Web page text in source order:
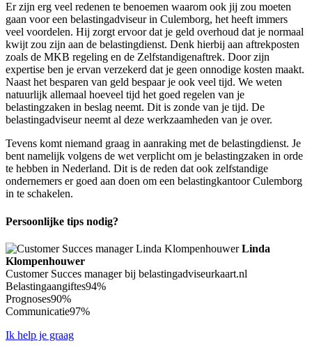
Er zijn erg veel redenen te benoemen waarom ook jij zou moeten
gaan voor een belastingadviseur in Culemborg, het heeft immers
veel voordelen. Hij zorgt ervoor dat je geld overhoud dat je normaal
kwijt zou zijn aan de belastingdienst. Denk hierbij aan aftrekposten
zoals de MKB regeling en de Zelfstandigenaftrek. Door zijn
expertise ben je ervan verzekerd dat je geen onnodige kosten maakt.
Naast het besparen van geld bespaar je ook veel tijd. We weten
natuurlijk allemaal hoeveel tijd het goed regelen van je
belastingzaken in beslag neemt. Dit is zonde van je tijd. De
belastingadviseur neemt al deze werkzaamheden van je over.
Tevens komt niemand graag in aanraking met de belastingdienst. Je
bent namelijk volgens de wet verplicht om je belastingzaken in orde
te hebben in Nederland. Dit is de reden dat ook zelfstandige
ondernemers er goed aan doen om een belastingkantoor Culemborg
in te schakelen.
Persoonlijke tips nodig?
Linda
Klompenhouwer
Customer Succes manager bij belastingadviseurkaart.nl
Belastingaangiftes94%
Prognoses90%
Communicatie97%
Ik help je graag